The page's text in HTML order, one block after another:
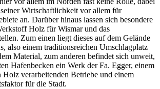
Wirtschaftlichkeit vor allem für
an. Darüber hinaus lassen sich besondere
Holz für Wismar und das
Zum einen liegt dieses auf dem Gelände
also einem traditionsreichen Umschlagplatz
Material, zum anderen befindet sich unweit,
Hafenbecken ein Werk der Fa. Egger, einem
verarbeitenden Betriebe und einem
für die Stadt.